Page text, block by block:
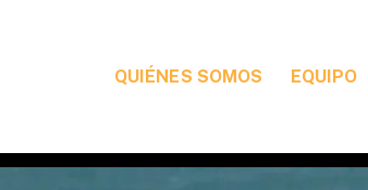
QUIÉNES SOMOS EQUIPO